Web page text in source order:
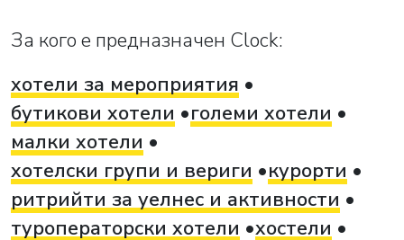
За кого е предназначен Clock:
хотели за мероприятия
бутикови хотели
големи хотели
малки хотели
хотелски групи и вериги
курорти
ритрийти за уелнес и активности
туроператорски хотели
хостели